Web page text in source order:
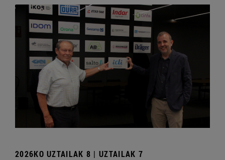
2026KO UZTAILAK 8 | UZTAILAK 7